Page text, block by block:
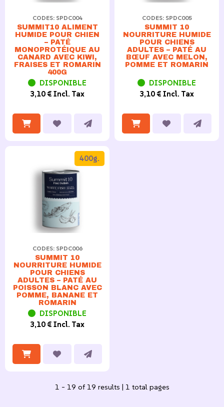
CODES: SPDC004
SUMMIT10 ALIMENT
HUMIDE POUR CHIEN
– PATÉ
MONOPROTÉIQUE AU
CANARD AVEC KIWI,
FRAISES ET ROMARIN
400G
DISPONIBLE
3,10 € Incl. Tax
CODES: SPDC005
SUMMIT 10
NOURRITURE HUMIDE
POUR CHIENS
ADULTES – PATÉ AU
BŒUF AVEC MELON,
POMME ET ROMARIN
DISPONIBLE
3,10 € Incl. Tax
CODES: SPDC006
SUMMIT 10
NOURRITURE HUMIDE
POUR CHIENS
ADULTES – PATÉ AU
POISSON BLANC AVEC
POMME, BANANE ET
ROMARIN
400g.
DISPONIBLE
3,10 € Incl. Tax
1 - 19 of 19 results | 1 total pages